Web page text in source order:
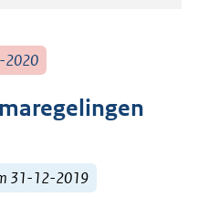
2020
31-12-2019